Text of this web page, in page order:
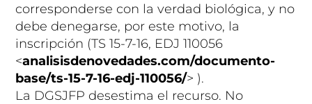
corresponderse con la verdad biológica, y no
debe denegarse, por este motivo, la
inscripción (TS 15-7-16, EDJ 110056
<analisisdenovedades.com/documento-
base/ts-15-7-16-edj-110056/> ).
La DGSJFP desestima el recurso. No